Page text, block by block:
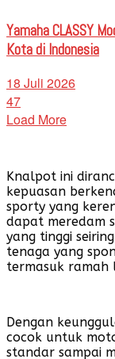
Yamaha CLASSY
Kota di Indonesia
18 Juli 2026
47
Load More
Knalpot ini
kepuasan
sporty yang
dapat meredam
yang tinggi
tenaga yang
termasuk ramah
Dengan
cocok untuk
standar sampai